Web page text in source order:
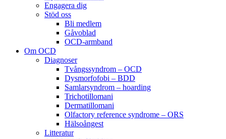
Engagera dig
Stöd oss
Bli medlem
Gåvoblad
OCD-armband
Om OCD
Diagnoser
Tvångssyndrom – OCD
Dysmorfofobi – BDD
Samlarsyndrom – hoarding
Trichotillomani
Dermatillomani
Olfactory reference syndrome – ORS
Hälsoångest
Litteratur